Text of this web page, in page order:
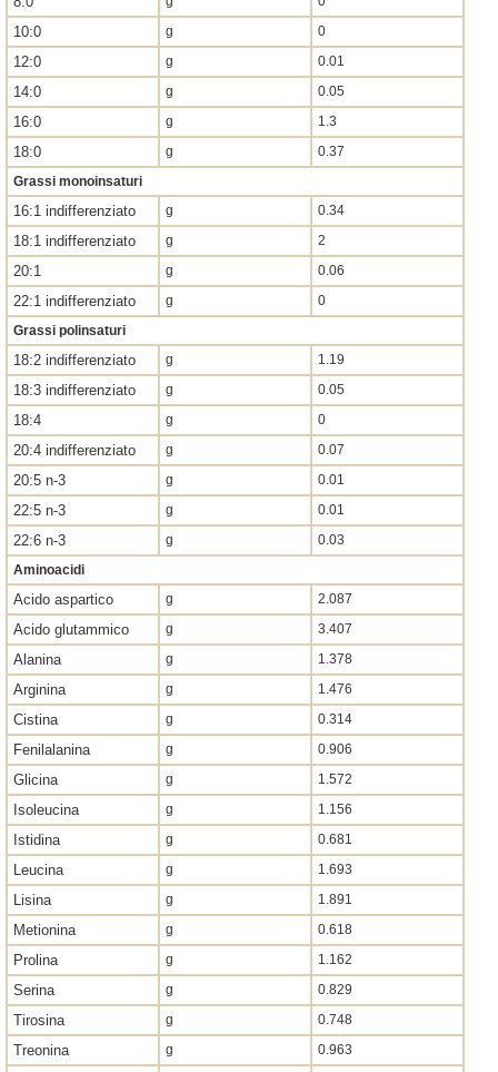
10:0 g 0
12:0 g 0.01
14:0 g 0.05
16:0 g 1.3
18:0 g
0.37
Grassi monoinsaturi
16:1 indifferenziato g 0.34
18:1 indifferenziato g 2
20:1 g 0.06
22:1 indifferenziato g
0
Grassi polinsaturi
18:2 indifferenziato g 1.19
18:3 indifferenziato g 0.05
18:4 g 0
20:4 indifferenziato g 0.07
20:5 n-3 g 0.01
22:5 n-3 g 0.01
22:6 n-3 g
0.03
Aminoacidi
Acido aspartico g 2.087
Acido glutammico g 3.407
Alanina g 1.378
Arginina g 1.476
Cistina g 0.314
Fenilalanina g 0.906
Glicina g 1.572
Isoleucina g 1.156
Istidina g 0.681
Leucina g 1.693
Lisina g 1.891
Metionina g 0.618
Prolina g 1.162
Serina g 0.829
Tirosina g 0.748
Treonina g 0.963